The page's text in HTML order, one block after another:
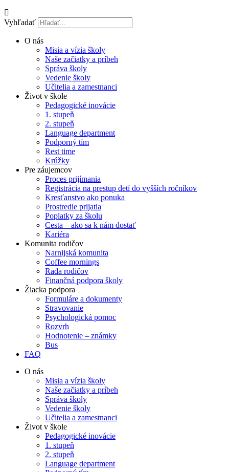
Vyhľadať
O nás
Misia a vízia školy
Naše začiatky a príbeh
Správa školy
Vedenie školy
Učitelia a zamestnanci
Život v škole
Pedagogické inovácie
1. stupeň
2. stupeň
Language department
Podporný tím
Rest time
Krúžky
Pre záujemcov
Proces prijímania
Registrácia na prestup detí do vyšších ročníkov
Kresťanstvo ako ponuka
Prostredie prijatia
Poplatky za školu
Cesta – ako sa k nám dostať
Kariéra
Komunita rodičov
Narnijská komunita
Coffee mornings
Rada rodičov
Finančná podpora školy
Žiacka podpora
Formuláre a dokumenty
Stravovanie
Psychologická pomoc
Rozvrh
Hodnotenie – známky
Bus
FAQ
O nás
Misia a vízia školy
Naše začiatky a príbeh
Správa školy
Vedenie školy
Učitelia a zamestnanci
Život v škole
Pedagogické inovácie
1. stupeň
2. stupeň
Language department